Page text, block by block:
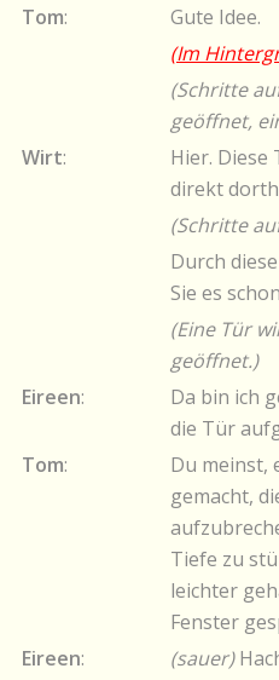
Tom:
Gute Idee.
(Im
(Schritte
geöffnet,
Wirt:
Hier. Diese
direkt
(Schritte
Durch
Sie es
(Eine Tür
geöffnet.)
Eireen:
Da bin ich
die Tür
Tom:
Du meinst,
gemacht,
Tiefe zu
leichter
Fenster
Eireen: (sauer)